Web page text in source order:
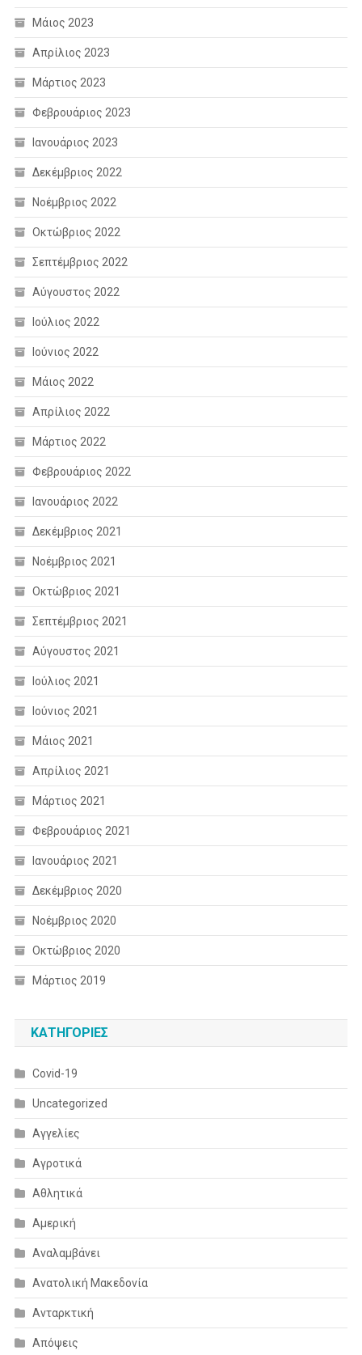
Μάιος 2023
Απρίλιος 2023
Μάρτιος 2023
Φεβρουάριος 2023
Ιανουάριος 2023
Δεκέμβριος 2022
Νοέμβριος 2022
Οκτώβριος 2022
Σεπτέμβριος 2022
Αύγουστος 2022
Ιούλιος 2022
Ιούνιος 2022
Μάιος 2022
Απρίλιος 2022
Μάρτιος 2022
Φεβρουάριος 2022
Ιανουάριος 2022
Δεκέμβριος 2021
Νοέμβριος 2021
Οκτώβριος 2021
Σεπτέμβριος 2021
Αύγουστος 2021
Ιούλιος 2021
Ιούνιος 2021
Μάιος 2021
Απρίλιος 2021
Μάρτιος 2021
Φεβρουάριος 2021
Ιανουάριος 2021
Δεκέμβριος 2020
Νοέμβριος 2020
Οκτώβριος 2020
Μάρτιος 2019
KΑΤΗΓΟΡΊΕΣ
Covid-19
Uncategorized
Αγγελίες
Αγροτικά
Αθλητικά
Αμερική
Αναλαμβάνει
Ανατολική Μακεδονία
Ανταρκτική
Απόψεις